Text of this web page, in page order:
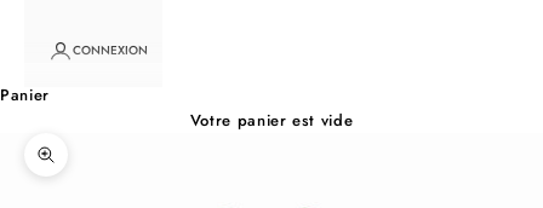
CONNEXION
Panier
Votre panier est vide
Zoomer sur l'image